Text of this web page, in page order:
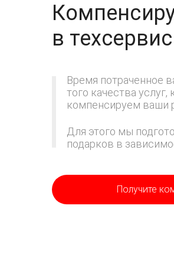
в техсервис
Время потраченное
того качества
компенсируем ваши
Для этого мы
подарков в
Получите